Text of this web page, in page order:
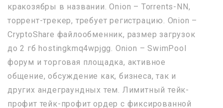
кракозябры в названии. Onion – Torrents-NN,
торрент-трекер, требует регистрацию. Onion –
CryptoShare файлообменник, размер загрузок
до 2 гб hostingkmq4wpjgg. Onion – SwimPool
форум и торговая площадка, активное
общение, обсуждение как, бизнеса, так и
других андеграундных тем. Лимитный тейк-
профит тейк-профит ордер с фиксированной